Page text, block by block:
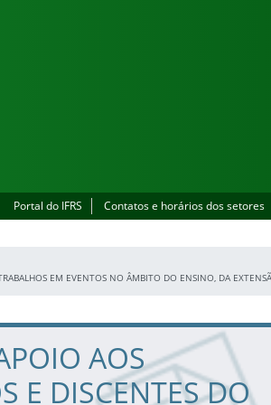
Portal do IFRS Contatos e horários dos setores
EM EVENTOS NO ÂMBITO DO ENSINO, DA
AOS
E DISCENTES DO